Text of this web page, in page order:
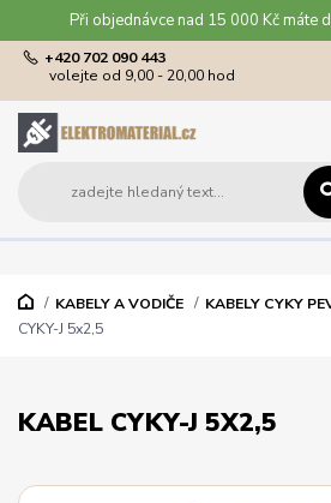
Při objednávce nad 15 000 Kč máte
+420 702 090 443
volejte od 9,00 - 20,00 hod
KABELY A VODIČE KABELY CYKY
CYKY-J 5x2,5
KABEL CYKY-J 5X2,5